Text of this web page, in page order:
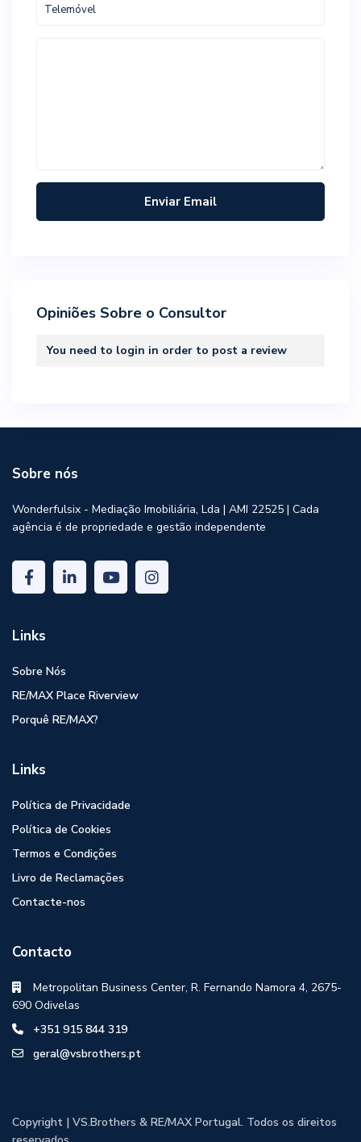
Opiniões Sobre o Consultor
You need to login in order to post a review
Sobre nós
Wonderfulsix - Mediação Imobiliária, Lda | AMI 22525 | Cada
agência é de propriedade e gestão independente
Links
Sobre Nós
RE/MAX Place Riverview
Porquê RE/MAX?
Links
Política de Privacidade
Política de Cookies
Termos e Condições
Livro de Reclamações
Contacte-nos
Contacto
Metropolitan Business Center, R. Fernando Namora 4, 2675-
690 Odivelas
+351 915 844 319
geral@vsbrothers.pt
Copyright | VS.Brothers & RE/MAX Portugal. Todos os direitos